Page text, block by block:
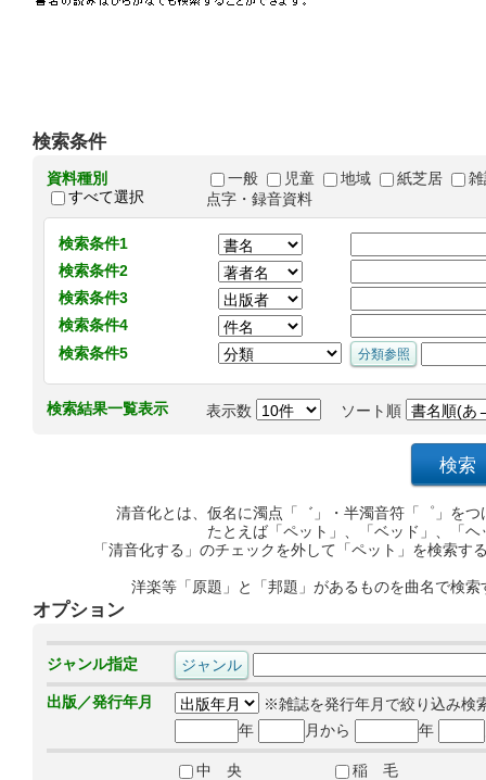
検索条件
資料種別
すべて選択
一般 児童 地域 紙芝居
点字・録音資料
検索条件1
検索条件2
検索条件3
検索条件4
検索条件5
検索結果一覧表示 表示数 ソート順
清音化とは、仮名に濁点「゛」・半濁音符「゜」を
たとえば「ペット」、「ベッド」、「
「清音化する」のチェックを外して「ペット」を検索
洋楽等「原題」と「邦題」があるものを曲名で検
オプション
ジャンル指定
出版／発行年月
※雑誌を発行年月で絞り込み検
年
月から 年
中 央
稲 毛